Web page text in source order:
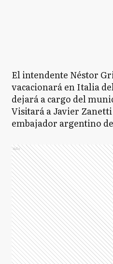
El intendente Néstor
vacacionará en Italia
dejará a cargo del
Visitará a Javier
embajador argentino
Ads